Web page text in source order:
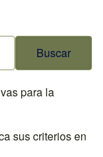
para la
sus criterios en